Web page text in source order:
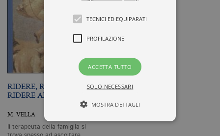
RIDERE, RIDERE,
RIDERE ANCORA…
M. VELLA
Il terapeuta della famiglia si
TECNICI ED EQUIPARATI
PROFILAZIONE
ACCETTA TUTTO
SOLO NECESSARI
MOSTRA DETTAGLI